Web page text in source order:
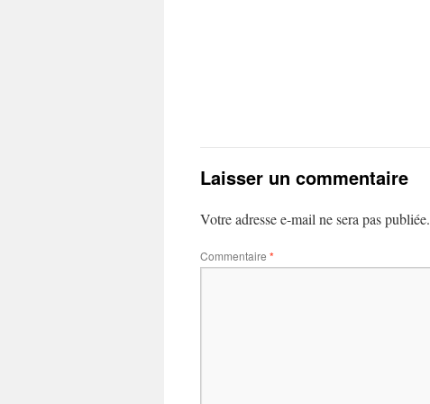
Laisser un commentaire
Votre adresse e-mail ne sera pas publiée.
Commentaire *